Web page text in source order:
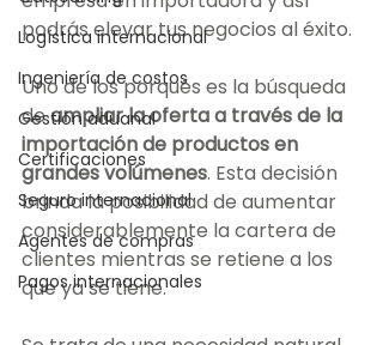
Logística internacional
Ingeniería de costos
Gestión aduanal
Certificaciones
Seguro internacional
Agentes de compras
Pagos internacionales
podrás elevar tus negocios al éxito.
Uno de los porqués es la búsqueda
de ampliar la oferta a través de la
importación de productos en
grandes volúmenes. Esta decisión
brinda la posibilidad de aumentar
considerablemente la cartera de
clientes mientras se retiene a los
que ya se tiene.